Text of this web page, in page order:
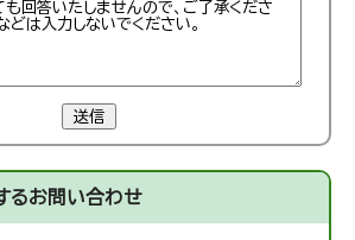
送信
るお問い合わせ